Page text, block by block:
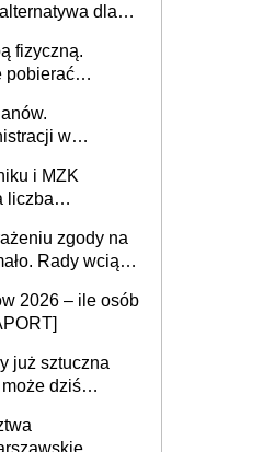
dla
fizyczną.
pobierać
w
i MZK
liczba
zgody na
Rady wciąż
2026 – ile osób
już sztuczna
dziś